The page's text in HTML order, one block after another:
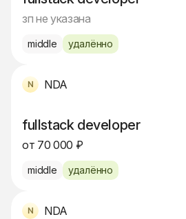
зп не указана
middle удалённо
NDA
fullstack developer
от 70 000 ₽
middle удалённо
NDA